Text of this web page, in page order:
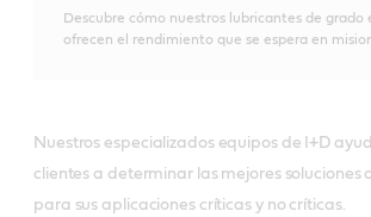
Descubre cómo nuestros lubricantes de grado
ofrecen el rendimiento que se espera en
Nuestros especializados equipos de I+D
clientes a determinar las mejores soluciones
para sus aplicaciones críticas y no críticas.